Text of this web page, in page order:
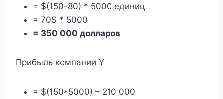
= $(150-80) * 5000 единиц
= 70$ * 5000
= 350 000 долларов
Прибыль компании Y
= $(150*5000) – 210 000